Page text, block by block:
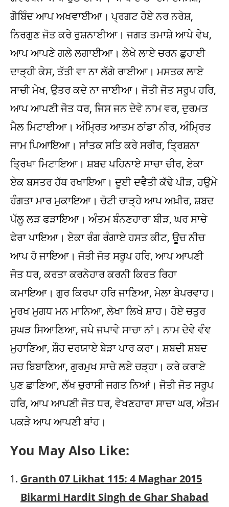
ਗੋਬਿੰਦ ਆਪ ਅਖਵਾਈਆ। ਪ੍ਰਗਟ ਹੋਏ ਨਰ ਨਰੇਸ਼,
ਨਿਰਗੁਣ ਜੋਤ ਕਰੇ ਰੁਸ਼ਨਾਈਆ। ਜਗਤ ਤਮਾਸ਼ੇ ਆਪੇ ਵੇਖ,
ਆਪ ਆਪਣੇ ਗਲੇ ਲਗਾਈਆ। ਲੇਖੇ ਲਾਏ ਚਰਨ ਛੁਹਾਈ
ਦਾੜ੍ਹੀ ਕੇਸ, ਤੱਤੀ ਵਾ ਨਾ ਲੱਗੇ ਰਾਈਆ। ਮਸਤਕ ਲਾਏ
ਸਾਚੀ ਮੇਖ, ਉਤਰ ਕਦੇ ਨਾ ਜਾਈਆ। ਜੋਤੀ ਜੋਤ ਸਰੂਪ ਹਰਿ,
ਆਪ ਆਪਣੀ ਜੋਤ ਧਰ, ਜਿਸ ਜਨ ਦੇਵੇ ਨਾਮ ਵਰ, ਦੁਰਮਤ
ਮੈਲ ਮਿਟਾਈਆ। ਅੰਮ੍ਰਿਤ ਆਤਮ ਠਾਂਡਾ ਨੀਰ, ਅੰਮ੍ਰਿਤ
ਜਾਮ ਪਿਆਇਆ। ਸਾਂਤਕ ਸਤਿ ਕਰੇ ਸਰੀਰ, ਤ੍ਰਿਸ਼ਨਾ
ਤ੍ਰਿਖਾ ਮਿਟਾਇਆ। ਸ਼ਬਦ ਪਹਿਨਾਏ ਸਾਚਾ ਚੀਰ, ਏਕਾ
ਏਕ ਬਸਤਰ ਹੱਥ ਰਖਾਇਆ। ਦੂਈ ਦਵੈਤੀ ਕੱਢੇ ਪੀੜ, ਹਉਮੇ
ਹੰਗਤਾ ਮਾਰ ਮੁਕਾਇਆ। ਚੋਟੀ ਚਾੜ੍ਹੇ ਆਪ ਅਖ਼ੀਰ, ਸ਼ਬਦ
ਪੱਲੂ ਲੜ ਫੜਾਇਆ। ਅੰਤਮ ਬੰਨਣਹਾਰਾ ਬੀੜ, ਘਰ ਸਾਚੇ
ਫੇਰਾ ਪਾਇਆ। ਏਕਾ ਰੰਗ ਰੰਗਾਏ ਹਸਤ ਕੀਟ, ਊਚ ਨੀਚ
ਆਪ ਹੋ ਜਾਇਆ। ਜੋਤੀ ਜੋਤ ਸਰੂਪ ਹਰਿ, ਆਪ ਆਪਣੀ
ਜੋਤ ਧਰ, ਕਰਤਾ ਕਰਨੇਹਾਰ ਕਰਨੀ ਕਿਰਤ ਰਿਹਾ
ਕਮਾਇਆ। ਗੁਰ ਕਿਰਪਾ ਹਰਿ ਜਾਣਿਆ, ਮੇਲਾ ਬੇਪਰਵਾਹ।
ਮੂਰਖ ਮੁਗਧ ਮਨ ਮਾਨਿਆ, ਲੇਖਾ ਲਿਖੇ ਸ਼ਾਹ। ਹੋਏ ਚਤੁਰ
ਸੁਘੜ ਸਿਆਣਿਆ, ਜਪੇ ਜਪਾਵੇ ਸਾਚਾ ਨਾਂ। ਨਾਮ ਦੇਵੇ ਵੰਞ
ਮੁਹਾਣਿਆ, ਸ਼ੌਹ ਦਰਯਾਏ ਬੇੜਾ ਪਾਰ ਕਰਾ। ਸ਼ਬਦੀ ਸ਼ਬਦ
ਸਚ ਬਿਬਾਣਿਆ, ਗੁਰਮੁਖ ਸਾਚੇ ਲਏ ਚੜ੍ਹਾ। ਕਰੇ ਕਰਾਏ
ਪੁਣ ਛਾਣਿਆ, ਲੱਖ ਚੁਰਾਸੀ ਜਗਤ ਨਿਆਂ। ਜੋਤੀ ਜੋਤ ਸਰੂਪ
ਹਰਿ, ਆਪ ਆਪਣੀ ਜੋਤ ਧਰ, ਵੇਖਣਹਾਰਾ ਸਾਚਾ ਘਰ, ਅੰਤਮ
ਪਕੜੇ ਆਪ ਆਪਣੀ ਬਾਂਹ।
You May Also Like:
Granth 07 Likhat 115: 4 Maghar 2015
Bikarmi Hardit Singh de Ghar Shabad